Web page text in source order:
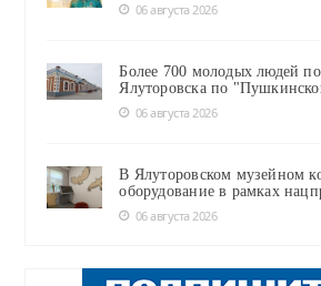
06 августа 2026
Более 700 молодых людей
Ялуторовска по
06 августа 2026
В Ялуторовском музейном
оборудование в рамках
06 августа 2026